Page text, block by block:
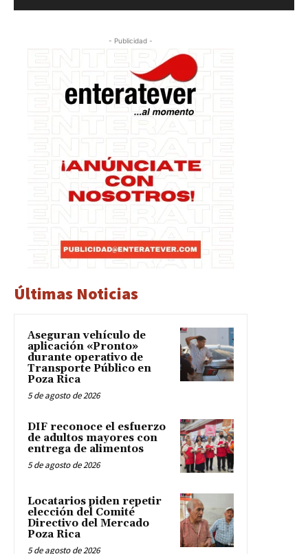
- Publicidad -
Últimas Noticias
Aseguran vehículo de
aplicación «Pronto»
durante operativo de
Transporte Público en
Poza Rica
5 de agosto de 2026
DIF reconoce el esfuerzo
de adultos mayores con
entrega de alimentos
5 de agosto de 2026
Locatarios piden repetir
elección del Comité
Directivo del Mercado
Poza Rica
5 de agosto de 2026